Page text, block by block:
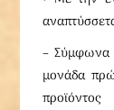
– Σύμφωνα
μονάδα
προϊόντος